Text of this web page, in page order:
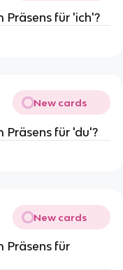
für 'ich'?
New cards
für 'du'?
New cards
Präsens für